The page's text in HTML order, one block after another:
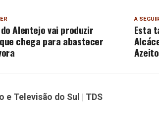
A SEGUIR
Esta
Alentejo vai produzir
chega para abastecer
e Televisão do Sul | TDS